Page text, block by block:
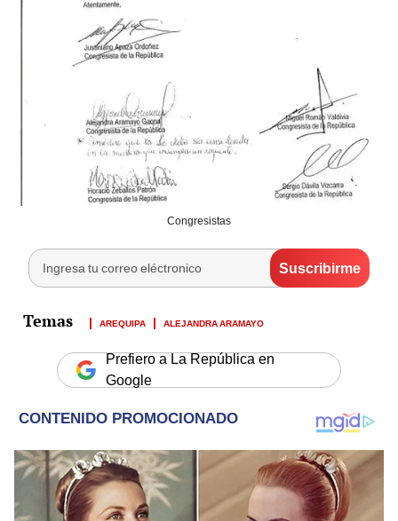
Congresistas
AREQUIPA ALEJANDRA ARAMAYO
Prefiero a La República en
Google